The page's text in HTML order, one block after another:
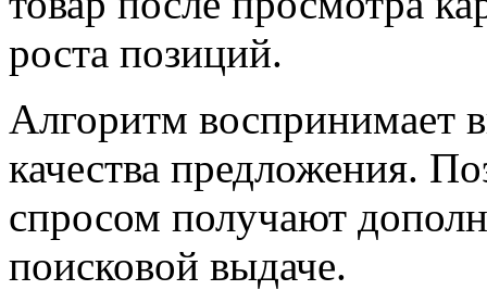
роста позиций.
Алгоритм воспринимает
качества предложения.
спросом получают
поисковой выдаче.